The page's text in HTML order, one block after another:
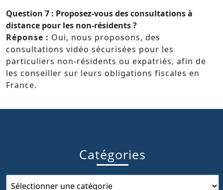
Question 7 : Proposez-vous des consultations à
distance pour les non-résidents ?
Réponse : Oui, nous proposons, des
consultations vidéo sécurisées pour les
particuliers non-résidents ou expatriés, afin de
les conseiller sur leurs obligations fiscales en
France.
Catégories
Catégories